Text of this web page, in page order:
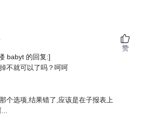
babyt 的回复:]
不就可以了吗？呵呵
个选项,结果错了,应该是在子报表上
赞